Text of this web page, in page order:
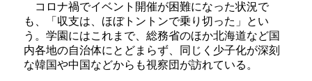
コロナ禍でイベント開催が困難になった状況で
も、「収支は、ほぼトントンで乗り切った」とい
う。学園にはこれまで、総務省のほか北海道など国
内各地の自治体にとどまらず、同じく少子化が深刻
な韓国や中国などからも視察団が訪れている。